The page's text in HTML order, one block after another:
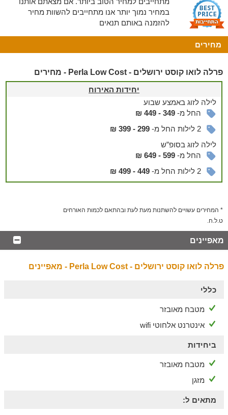
מסעדות ופאבים
כותל
מרכזי קניות
במרחק קצר ממחנה יהודה
במחיר נמוך יותר אנו מתחייבים להשוות מחיר
להזמנה באותם תנאים
מחירים
פרלה לואו קוסט ירושלים - Perla Low Cost - מחירים
יחידות האירוח
לילהלזוג באמצע שבוע
החל מ-349 - 449 ₪
2 לילות החל מ-
299 - 399 ₪
לילהלזוג בסופ”ש
החל מ-599 - 649 ₪
2 לילות החל מ-
449 - 499 ₪
* המחירים עשויים להשתנות מעת לעת ובהתאם לכמות האורחים
ט.ל.ח.
מאפיינים
פרלה לואו קוסט ירושלים - Perla Low Cost - מאפיינים
כללי
מטבח מאובזר
אינטרנט אלחוטי wifi
ביחידות
מטבח מאובזר
מזגן
מתאים ל: